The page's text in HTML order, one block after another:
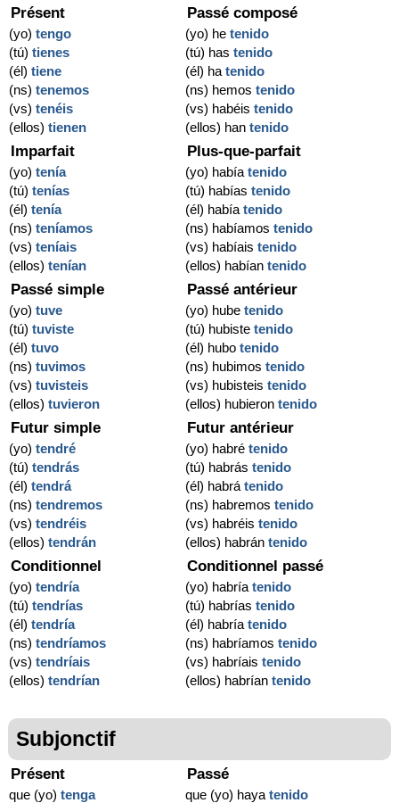
Présent
(yo) tengo
(tú) tienes
(él) tiene
(ns) tenemos
(vs) tenéis
(ellos) tienen
Passé composé
(yo) hetenido
(tú) hastenido
(él) hatenido
(ns) hemostenido
(vs) habéistenido
(ellos) hantenido
Imparfait
(yo) tenía
(tú) tenías
(él) tenía
(ns) teníamos
(vs) teníais
(ellos) tenían
Plus-que-parfait
(yo) habíatenido
(tú) habíastenido
(él) habíatenido
(ns) habíamostenido
(vs) habíaistenido
(ellos) habíantenido
Passé simple
(yo) tuve
(tú) tuviste
(él) tuvo
(ns) tuvimos
(vs) tuvisteis
(ellos) tuvieron
Passé antérieur
(yo) hubetenido
(tú) hubistetenido
(él) hubotenido
(ns) hubimostenido
(vs) hubisteistenido
(ellos) hubierontenido
Futur simple
(yo) tendré
(tú) tendrás
(él) tendrá
(ns) tendremos
(vs) tendréis
(ellos) tendrán
Futur antérieur
(yo) habrétenido
(tú) habrástenido
(él) habrátenido
(ns) habremostenido
(vs) habréistenido
(ellos) habrántenido
Conditionnel
(yo) tendría
(tú) tendrías
(él) tendría
(ns) tendríamos
(vs) tendríais
(ellos) tendrían
Conditionnel passé
(yo) habríatenido
(tú) habríastenido
(él) habríatenido
(ns) habríamostenido
(vs) habríaistenido
(ellos) habríantenido
Subjonctif
Présent
que (yo) tenga
Passé
que (yo) hayatenido